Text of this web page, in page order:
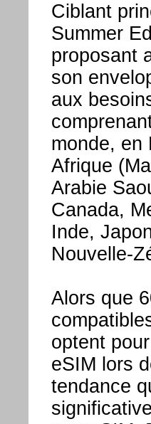
Ciblant
Summer
proposant
son
aux
monde,
Afrique
Arabie
Canada,
Inde,
Nouvelle-
Alors que
optent
eSIM lors
tendance